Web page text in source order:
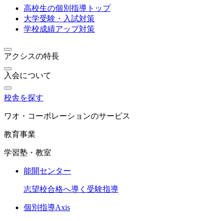
高校生の個別指導トップ
大学受験・入試対策
学校成績アップ対策
アクシスの特長
入会について
校舎を探す
ワオ・コーポレーションのサービス
教育事業
学習塾・教室
能開センター
志望校合格へ導く受験指導
個別指導Axis